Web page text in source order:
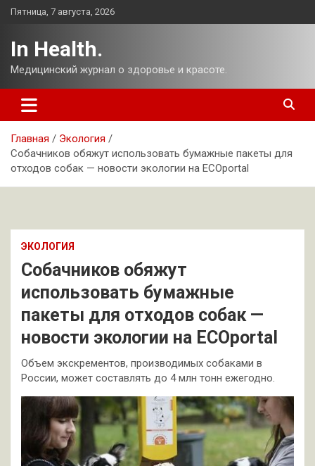
Перейти
Пятница, 7 августа, 2026
In Health.
Медицинский журнал о здоровье и красоте.
Главная
Экология
Собачников обяжут использовать бумажные пакеты для
отходов собак — новости экологии на ECOportal
ЭКОЛОГИЯ
Собачников обяжут
использовать бумажные
пакеты для отходов собак —
новости экологии на ECOportal
Объем экскрементов, производимых собаками в
России, может составлять до 4 млн тонн ежегодно.